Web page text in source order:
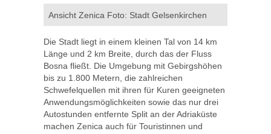
Ansicht Zenica Foto: Stadt Gelsenkirchen
Die Stadt liegt in einem kleinen Tal von 14 km
Länge und 2 km Breite, durch das der Fluss
Bosna fließt. Die Umgebung mit Gebirgshöhen
bis zu 1.800 Metern, die zahlreichen
Schwefelquellen mit ihren für Kuren geeigneten
Anwendungsmöglichkeiten sowie das nur drei
Autostunden entfernte Split an der Adriaküste
machen Zenica auch für Touristinnen und